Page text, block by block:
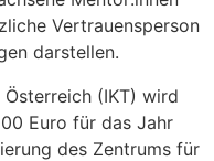
Vertrauensperson
darstellen.
(IKT) wird
Euro für das Jahr
des Zentrums für